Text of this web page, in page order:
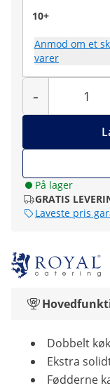
10+
Anmod om et
varer
-
Antal
På lager
GRATIS
Laveste pris
Dobbelt
Ekstra
Fødderne